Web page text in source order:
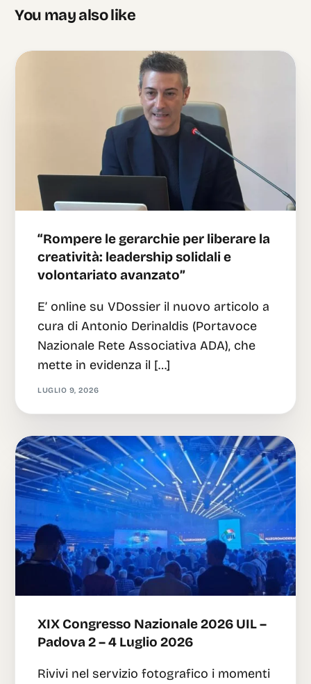
2026
TV2000
You may also like
“Rompere le gerarchie per liberare la
creatività: leadership solidali e
volontariato avanzato”
E’ online su VDossier il nuovo articolo a
cura di Antonio Derinaldis (Portavoce
Nazionale Rete Associativa ADA), che
mette in evidenza il […]
LUGLIO 9, 2026
XIX Congresso Nazionale 2026 UIL –
Padova 2 – 4 Luglio 2026
Rivivi nel servizio fotografico i momenti